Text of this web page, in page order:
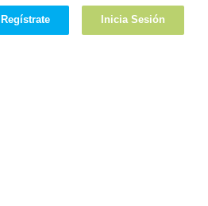
Regístrate Inicia Sesión